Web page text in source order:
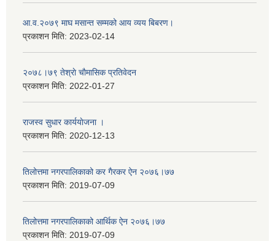
आ.व.२०७९ माघ मसान्त सम्मको आय व्यय बिबरण।
प्रकाशन मिति: 2023-02-14
२०७८।७९ तेश्राे चाैमासिक प्रतिवेदन
प्रकाशन मिति: 2022-01-27
राजस्व सुधार कार्ययाेजना ।
प्रकाशन मिति: 2020-12-13
तिलोत्तमा नगरपालिकाको कर गैरकर ऐन २०७६।७७
प्रकाशन मिति: 2019-07-09
तिलोत्तमा नगरपालिकाको आर्थिक ऐन २०७६।७७
प्रकाशन मिति: 2019-07-09